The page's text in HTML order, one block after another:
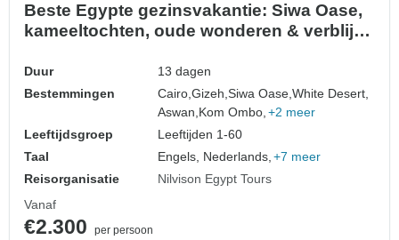
Beste Egypte gezinsvakantie: Siwa Oase,
kameeltochten, oude wonderen & verblijf
Duur
13 dagen
Bestemmingen
Cairo,Gizeh,Siwa Oase,White Desert,
Aswan, Kom Ombo, +2 meer
Leeftijdsgroep
Leeftijden 1-60
Taal
Engels, Nederlands, +7 meer
Reisorganisatie
Nilvison Egypt Tours
Vanaf
€2.300
per persoon